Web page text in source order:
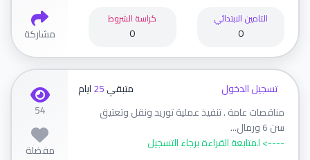
التامين الابتدائي
0
كراسة الشروط
0 مشاركة
تسجيل الدخول متبقي25ايام
مناقصات عامة . تنفيذ عملية توريد ونقل وتعتيق
سن 6 ورمال...
----> لمتابعة القراءة برجاء التسجيل
54
مفضلة